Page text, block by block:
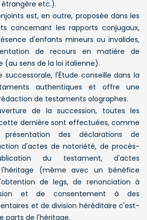
etc.).
est, en outre, proposée dans les
concernant les rapports conjugaux,
d'enfants mineurs ou invalides,
de recours en matière de
(au sens de la loi italienne).
successorale, l'Étude conseille dans la
authentiques et offre une
de testaments olographes.
de la succession, toutes les
dernière sont effectuées, comme
des déclarations de
d'actes de notoriété, de procès-
du testament, d'actes
(même avec un bénéfice
de legs, de renonciation à
et de consentement à des
et de division héréditaire c'est-
parts de l'héritage.